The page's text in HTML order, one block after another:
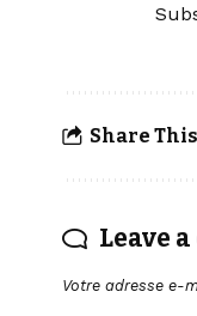
Share
Leave
Votre adresse e-